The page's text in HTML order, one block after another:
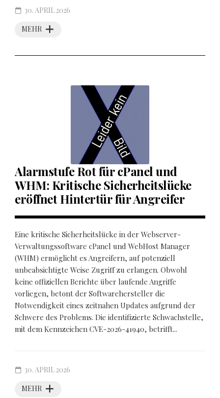
MEHR
30. APRIL 2026
Alarmstufe Rot für cPanel und
WHM: Kritische Sicherheitslücke
eröffnet Hintertür für Angreifer
Eine kritische Sicherheitslücke in der Webserver-
Verwaltungssoftware cPanel und WebHost Manager
(WHM) ermöglicht es Angreifern, auf potenziell
unbeabsichtigte Weise Zugriff zu erlangen. Obwohl
keine offiziellen Berichte über laufende Angriffe
vorliegen, betont der Softwarehersteller die
Notwendigkeit eines zeitnahen Updates aufgrund der
Schwere des Problems. Die identifizierte Schwachstelle,
mit dem Kennzeichen CVE-2026-41940, betrifft...
MEHR
30. APRIL 2026